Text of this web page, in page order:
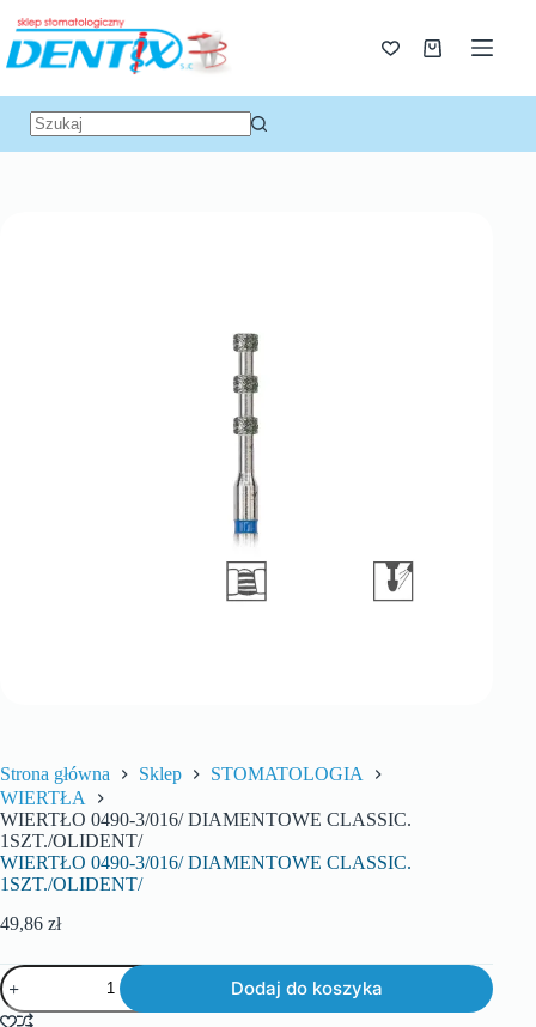
Strona główna Sklep
STOMATOLOGIA
WIERTŁA
WIERTŁO 0490-3/016/ DIAMENTOWE CLASSIC.
1SZT./OLIDENT/
WIERTŁO 0490-3/016/ DIAMENTOWE CLASSIC.
1SZT./OLIDENT/
49,86 zł
Dodaj do koszyka